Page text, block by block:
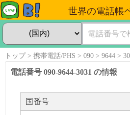
世界の電話帳
トップ 携帯電話/PHS 090 9644
電話番号 090-9644-3031 の情報
国番号